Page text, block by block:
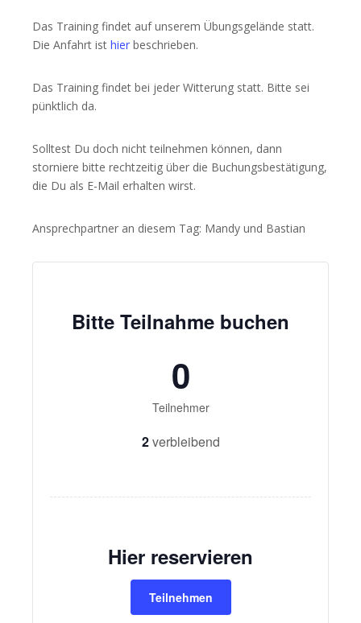
Das Training findet auf unserem Übungsgelände statt.
Die Anfahrt ist hier beschrieben.
Das Training findet bei jeder Witterung statt. Bitte sei
pünktlich da.
Solltest Du doch nicht teilnehmen können, dann
storniere bitte rechtzeitig über die Buchungsbestätigung,
die Du als E-Mail erhalten wirst.
Ansprechpartner an diesem Tag: Mandy und Bastian
Bitte Teilnahme buchen
0
Teilnehmer
2verbleibend
Hier reservieren
Teilnehmen